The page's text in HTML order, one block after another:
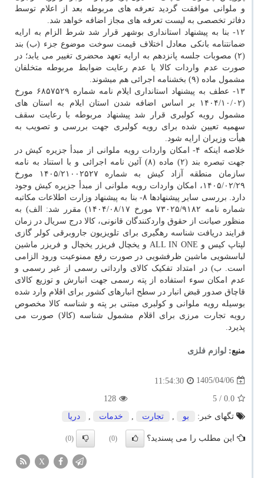
و ملوانی موافقت گردید تعرفه های مربوطه بعد از اعلام توسط
دفاتر تخصصی به لیست تعرفه های مجاز اضافه خواهد شد.
۱۲- بنا به پیشنهاد استانداری بوشهر قرار شد شرط الزام به ارایه
ضمانتنامه بانکی معادل اختلاف قیمت سوخت موضوع جزء (ب) بند
(۲) مصوبات جلسه پانزدهم به ارایه تعهد محضری تغییر می یابد؛ در
صورت عدم واردات کالا یا عدم رعایت ضوابط مربوطه متخلفان
مشمول ماده (۹) بخشنامه اجرائی هم میشوند.
۱۳- عطف به پیشنهاد استانداری ایلام نامه شماره ۶۸۵۷۵۲۹ مورخ
(۱۴۰۴/۱۰/۰۲ بر اساس اضافه شدن استان ایلام به استان های
مشمول رویه کولبری قرار شد پیشنهاد مربوطه با رعایت سقف
سهمیه تعیین شده برای رویه کولبری جهت بررسی و تصویب به
هیأت وزیران ارایه شود.
خلاصه اینکه ۴- امکان واردات رویه ملوانی از مبدأ جزیره کیش در
جهت تبصره بند (۲) ماده (۸) آئین نامه اجرائی و با استناد به نامه
سازمان منطقه آزاد کیش به شماره ۱۴۰۵/۲۱۰۰۲۵۲۷ مورخ
۱۴۰۵/۰۲/۲۹، امکان واردات رویه ملوانی از مبدأ جزیره کیش وجود
دارد. بررسی سایر پیشنهادها ۸- بنا به پیشنهاد وزارت اطلاعات مکاتبه
شماره نامه ۷۳۰۲۵/۹۱۸۲ مورخ ۱۴۰۴/۰۸/۱۷) مقرر شد: الف) به
منظور صیانت از حقوق واردکنندگان قانونی، کالا درج سریال در زمان
فرایند دریافت شناسه رهگیری برای تلویزیون جاروبرقی کولر گازی
لپتاپ کیس و ALL IN ONE و یخچال فریزر یخچال و فریزر ماشین
لباسشویی ماشین ظرفشویی در صورت رفع ممنوعیت ورود الزامی
است. ب) در امتداد تفکیک کالای وارداتی رسمی از غیر رسمی و
عدم امکان سوء استفاده از پته رسمی جهت انبارش و توزیع کالای
قاچاق صدور قبض انبار در سطح انبارهای کشور برای اقلام وارد شده
بوسیله رویه ملوانی و کولبری مبتنی بر پته و شناسه کالا مخصوص
رویه تجارت مرزی برای اقلام مشمول شناسه (کالا) صورت می
پذیرد.
منبع: لوازم فلزی
1405/04/06
11:54:30
0.0
/ 5
128
تگهای خبر:
بو , تجارت , خدمات , دریا
این مطلب را می پسندید؟ (0)
(0)
X